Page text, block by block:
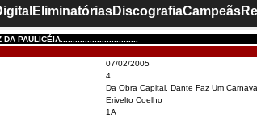
EliminatóriasDiscografiaCampeãs
DA PAULICÉIA................................
07/02/2005
4
Da Obra Capital, Dante Faz Um
Erivelto Coelho
1A